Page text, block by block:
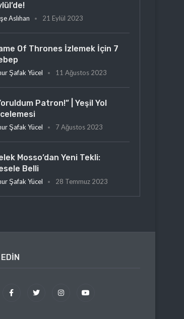
Aslıhan 21 Eylül 2023
Of Thrones İzlemek İçin 7
Şafak Yücel 11 Ağustos 2023
Patron!” | Yeşil Yol
Şafak Yücel 7 Ağustos 2023
Mosso’dan Yeni Tekli:
Belli
Şafak Yücel 28 Temmuz 2023